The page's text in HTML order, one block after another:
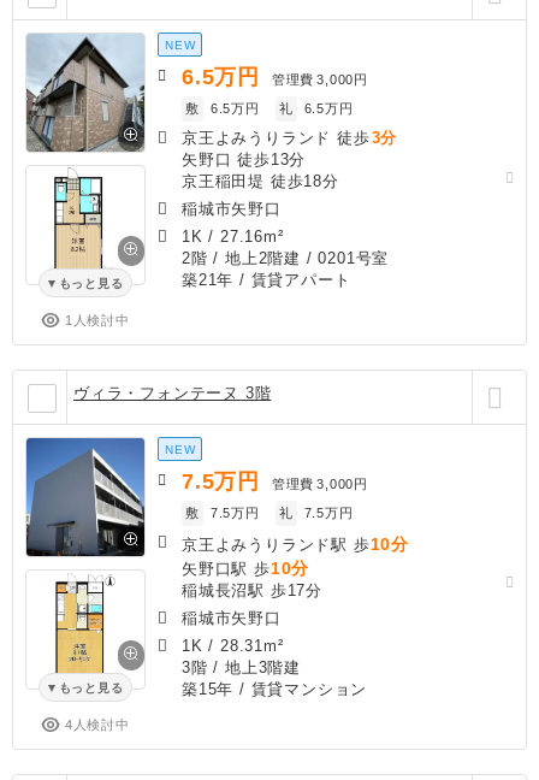
もっと見る
1人検討中
NEW
6.5万円 管理費 3,000円
敷
6.5万円 礼 6.5万円
京王よみうりランド 徒歩3分
矢野口 徒歩13分
京王稲田堤 徒歩18分
稲城市矢野口
1K / 27.16m²
2階 / 地上2階建 / 0201号室
築21年 / 賃貸アパート
ヴィラ・フォンテーヌ 3階
もっと見る
4人検討中
NEW
7.5万円 管理費 3,000円
敷
7.5万円 礼 7.5万円
京王よみうりランド駅 歩10分
矢野口駅 歩10分
稲城長沼駅 歩17分
稲城市矢野口
1K / 28.31m²
3階 / 地上3階建
築15年 / 賃貸マンション